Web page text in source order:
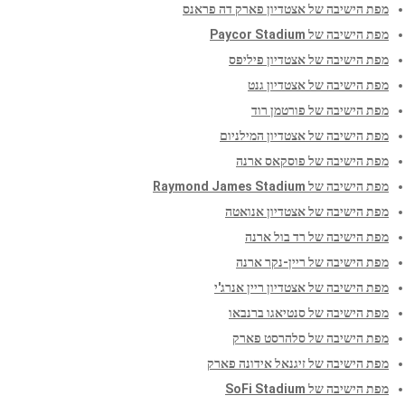
מפת הישיבה של אצטדיון פארק דה פראנס
מפת הישיבה של Paycor Stadium
מפת הישיבה של אצטדיון פיליפס
מפת הישיבה של אצטדיון גנט
מפת הישיבה של פורטמן רוד
מפת הישיבה של אצטדיון המילניום
מפת הישיבה של פוסקאס ארנה
מפת הישיבה של Raymond James Stadium
מפת הישיבה של אצטדיון אנואטה
מפת הישיבה של רד בול ארנה
מפת הישיבה של ריין-נקר ארנה
מפת הישיבה של אצטדיון ריין אנרג'י
מפת הישיבה של סנטיאגו ברנבאו
מפת הישיבה של סלהרסט פארק
מפת הישיבה של זיגנאל אידונה פארק
מפת הישיבה של SoFi Stadium